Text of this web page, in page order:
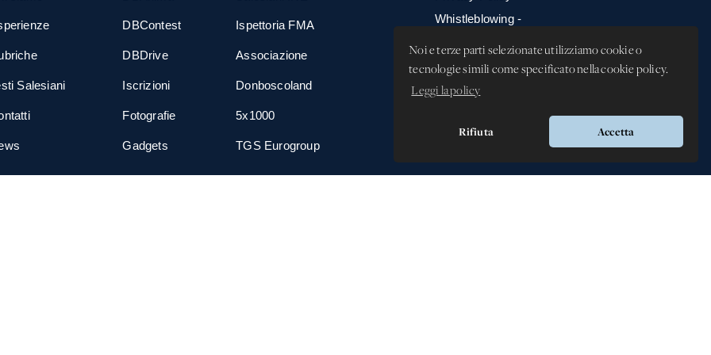
Noi e terze parti selezionate utilizziamo cookie o
tecnologie simili come specificato nella cookie policy.
Leggi la policy
Rifiuta Accetta
Salesiani
DBContest
DBDrive
Iscrizioni
Fotografie
Gadgets
Ispettoria FMA
Associazione
Donboscoland
5x1000
TGS Eurogroup
Whistleblowing -